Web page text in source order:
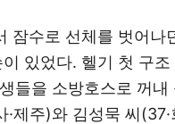
잠수로 선체를 벗어나
있었다. 헬기 첫 구
들을 소방호스로 꺼
·제주)와 김성묵 씨